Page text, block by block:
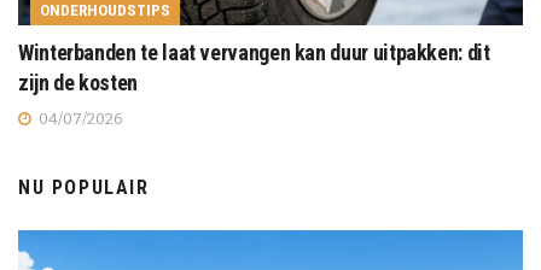
ONDERHOUDSTIPS
Winterbanden te laat vervangen kan duur uitpakken: dit
zijn de kosten
04/07/2026
NU POPULAIR